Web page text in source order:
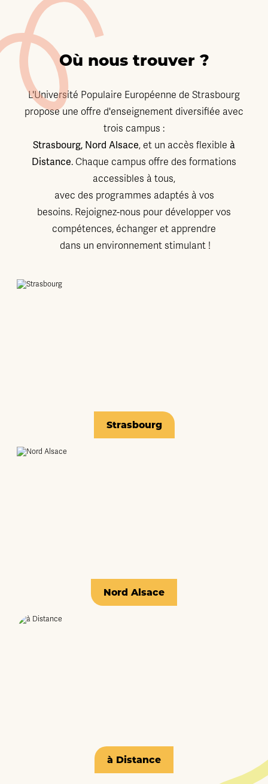
Où nous trouver ?
L'Université Populaire Européenne de Strasbourg
propose une offre d'enseignement diversifiée avec
trois campus :
Strasbourg, Nord Alsace, et un accès flexible à
Distance. Chaque campus offre des formations
accessibles à tous,
avec des programmes adaptés à vos
besoins. Rejoignez-nous pour développer vos
compétences, échanger et apprendre
dans un environnement stimulant !
Strasbourg
Nord Alsace
à Distance